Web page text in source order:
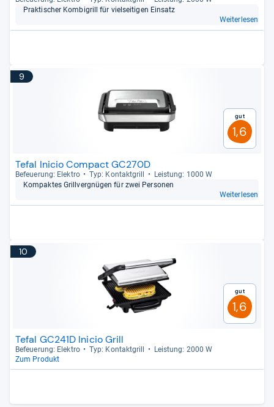
Prak­ti­scher Kom­bi­grill für viel­sei­ti­gen Ein­satz
Weiterlesen
9
Gut
1,6
Tefal Inicio Compact GC270D
Befeue­rung: Elek­tro Typ: Kon­takt­grill
Leis­tung: 1000 W
Kom­pak­tes Grill­ver­gnü­gen für zwei Per­so­nen
Weiterlesen
10
Gut
1,6
Tefal GC241D Inicio Grill
Befeue­rung: Elek­tro Typ: Kon­takt­grill
Leis­tung: 2000 W
Zum Produkt